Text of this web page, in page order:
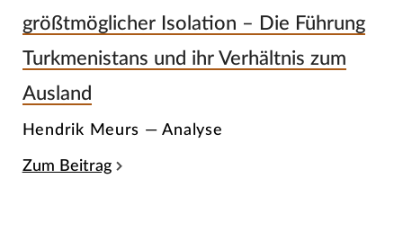
größtmöglicher Isolation – Die Führung
Turkmenistans und ihr Verhältnis zum
Ausland
Hendrik Meurs — Analyse
Zum Beitrag